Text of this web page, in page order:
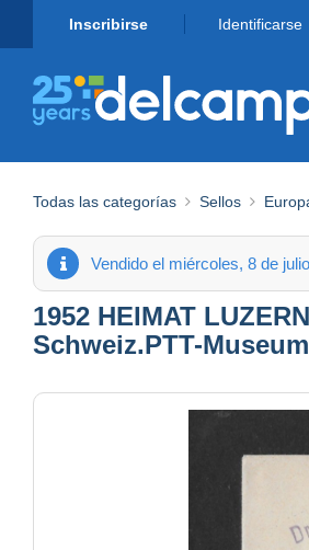
Inscribirse Identificarse
Todas las categorías Sellos
Vendido el miércoles, 8 de
1952 HEIMAT
Schweiz.PTT-